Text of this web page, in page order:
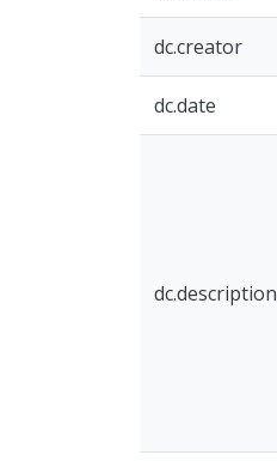
dc.creator
dc.date
dc.description